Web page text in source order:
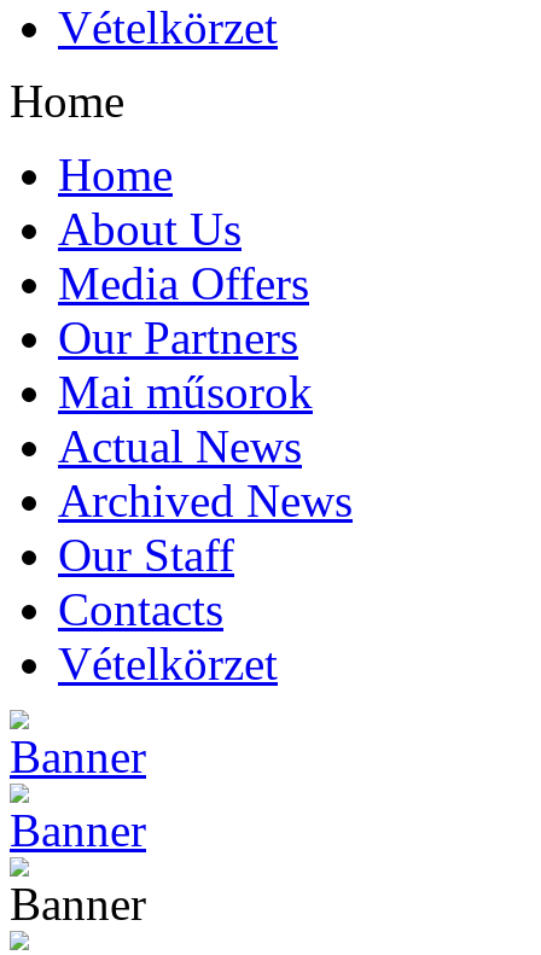
Vételkörzet
Home
Home
About Us
Media Offers
Our Partners
Mai műsorok
Actual News
Archived News
Our Staff
Contacts
Vételkörzet